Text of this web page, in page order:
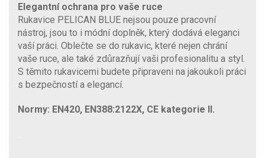
Elegantní ochrana pro vaše ruce
Rukavice PELICAN BLUE nejsou pouze pracovní
nástroj, jsou to i módní doplněk, který dodává eleganci
vaší práci. Oblečte se do rukavic, které nejen chrání
vaše ruce, ale také zdůrazňují vaši profesionalitu a styl.
S těmito rukavicemi budete připraveni na jakoukoli práci
s bezpečností a elegancí.
Normy: EN420, EN388:2122X, CE kategorie II.